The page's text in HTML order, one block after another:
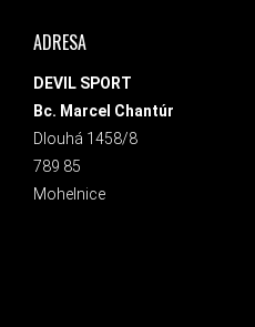
ADRESA
DEVIL SPORT
Bc. Marcel Chantúr
Dlouhá 1458/8
789 85
Mohelnice